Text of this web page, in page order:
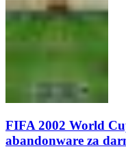
FIFA 2002 World
abandonware za